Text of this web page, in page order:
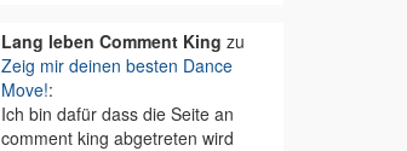
Lang leben Comment King zu
Zeig mir deinen besten Dance
Move!:
Ich bin dafür dass die Seite an
comment king abgetreten wird